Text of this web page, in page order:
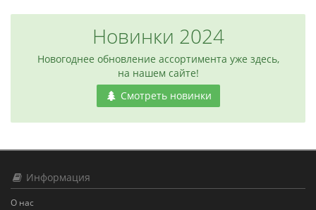
Новинки 2024
Новогоднее обновление ассортимента уже здесь,
на нашем сайте!
Смотреть новинки
Информация
О нас